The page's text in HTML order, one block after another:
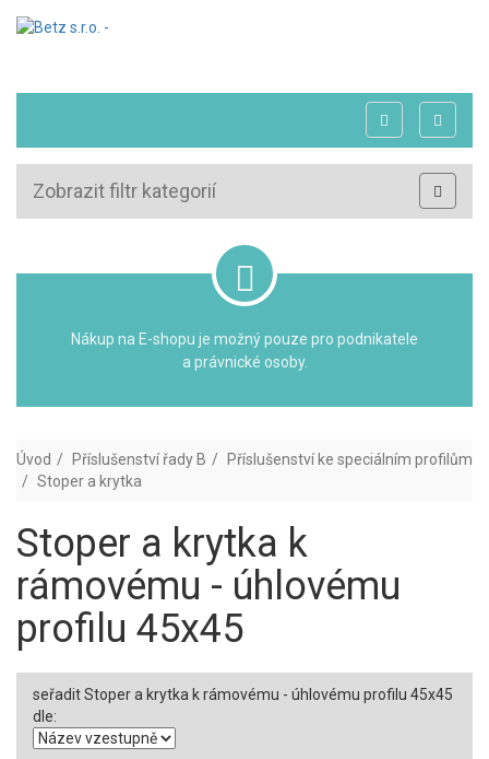
Zobrazit filtr kategorií
Nákup na E-shopu je možný pouze pro podnikatele
a právnické osoby.
Úvod Příslušenství řady B
Příslušenství ke speciálním profilům
Stoper a krytka
Stoper a krytka k
rámovému - úhlovému
profilu 45x45
seřadit Stoper a krytka k rámovému - úhlovému profilu 45x45
dle: